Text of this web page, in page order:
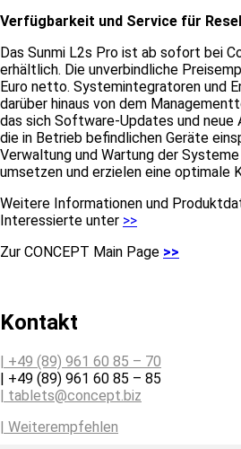
Verfügbarkeit und Service für
Das Sunmi L2s Pro ist ab sofort bei
erhältlich. Die unverbindliche
Euro netto. Systemintegratoren und
darüber hinaus von dem
das sich Software-Updates und neue
die in Betrieb befindlichen Geräte
Verwaltung und Wartung der
umsetzen und erzielen eine optimale
Weitere Informationen und
Interessierte unter >>
Zur CONCEPT Main Page >>
Kontakt
| +49 (89) 961 60 85 – 70
| +49 (89) 961 60 85 – 85
| tablets@concept.biz
| Weiterempfehlen